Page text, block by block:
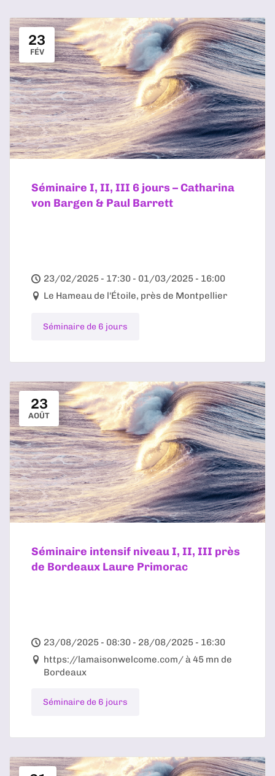
23
FÉV
Séminaire I, II, III 6 jours – Catharina
von Bargen & Paul Barrett
23/02/2025 - 17:30 - 01/03/2025 - 16:00
Le Hameau de l'Étoile, près de Montpellier
Séminaire de 6 jours
23
AOÛT
Séminaire intensif niveau I, II, III près
de Bordeaux Laure Primorac
23/08/2025 - 08:30 - 28/08/2025 - 16:30
https://lamaisonwelcome.com/ à 45 mn de
Bordeaux
Séminaire de 6 jours